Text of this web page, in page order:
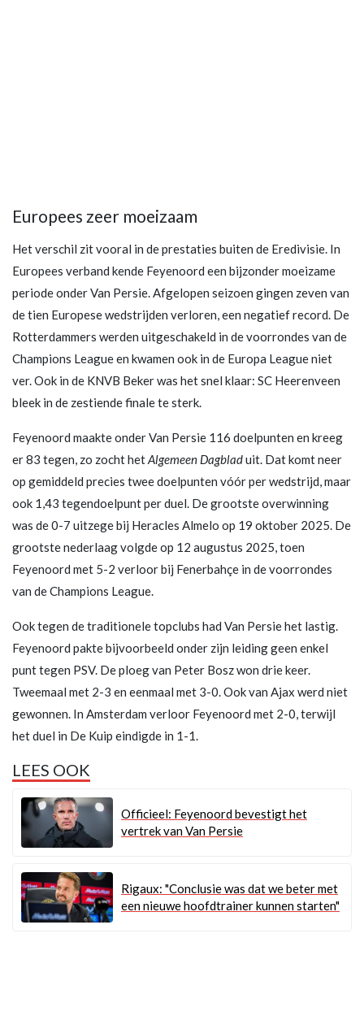
Europees zeer moeizaam
Het verschil zit vooral in de prestaties buiten de Eredivisie. In
Europees verband kende Feyenoord een bijzonder moeizame
periode onder Van Persie. Afgelopen seizoen gingen zeven van
de tien Europese wedstrijden verloren, een negatief record. De
Rotterdammers werden uitgeschakeld in de voorrondes van de
Champions League en kwamen ook in de Europa League niet
ver. Ook in de KNVB Beker was het snel klaar: SC Heerenveen
bleek in de zestiende finale te sterk.
Feyenoord maakte onder Van Persie 116 doelpunten en kreeg
er 83 tegen, zo zocht hetAlgemeen Dagbladuit. Dat komt neer
op gemiddeld precies twee doelpunten vóór per wedstrijd, maar
ook 1,43 tegendoelpunt per duel. De grootste overwinning
was de 0-7 uitzege bij Heracles Almelo op 19 oktober 2025. De
grootste nederlaag volgde op 12 augustus 2025, toen
Feyenoord met 5-2 verloor bij Fenerbahçe in de voorrondes
van de Champions League.
Ook tegen de traditionele topclubs had Van Persie het lastig.
Feyenoord pakte bijvoorbeeld onder zijn leiding geen enkel
punt tegen PSV. De ploeg van Peter Bosz won drie keer.
Tweemaal met 2-3 en eenmaal met 3-0. Ook van Ajax werd niet
gewonnen. In Amsterdam verloor Feyenoord met 2-0, terwijl
het duel in De Kuip eindigde in 1-1.
LEES OOK
Officieel: Feyenoord bevestigt het
vertrek van Van Persie
Rigaux: "Conclusie was dat we beter met
een nieuwe hoofdtrainer kunnen starten"